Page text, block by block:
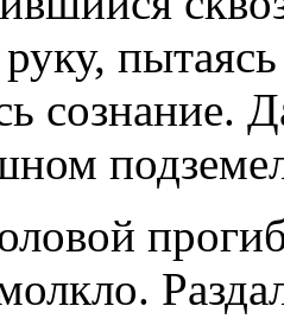
сознание.